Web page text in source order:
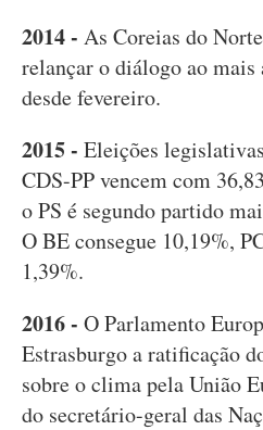
2014 - As Coreias do
relançar o diálogo ao
desde fevereiro.
2015 - Eleições
CDS-PP vencem com
o PS é segundo partido
O BE consegue 10,19%,
1,39%.
2016 - O Parlamento
Estrasburgo a ratificação
sobre o clima pela União
do secretário-geral das